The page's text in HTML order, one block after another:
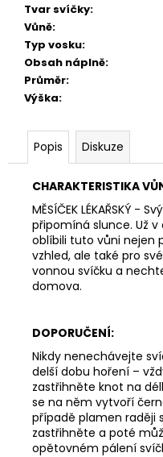
Tvar svíčky:
Vůně:
Typ vosku:
Obsah náplně:
Průměr:
Výška:
Popis Diskuze
CHARAKTERISTIKA
MĚSÍČEK LÉKAŘSKÝ -
připomíná slunce. Už
oblíbili tuto vůni nejen
vzhled, ale také pro
vonnou svíčku a
domova.
DOPORUČENÍ:
Nikdy nenechávejte
delší dobu hoření –
zastřihněte knot na
se na něm vytvoří
případě plamen raději
zastřihněte a poté
opětovném pálení
PŘÍRODNÍ
VONNÁ
SVÍČKA
SÓJOVÁ
AROMKA
PIVNÍ
KRABIČCE,
150
KVĚT
LÍPY
312
Kč